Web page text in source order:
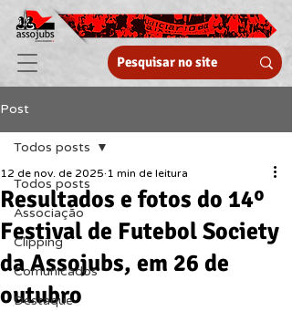
Post
Todos posts
Associação
Clipping
Comunicados
Destaque
Todos posts
Resultados e fotos do 14º
Festival de Futebol Society
da Assojubs, em 26 de
outubro
12 de nov. de 2025 1 min de leitura